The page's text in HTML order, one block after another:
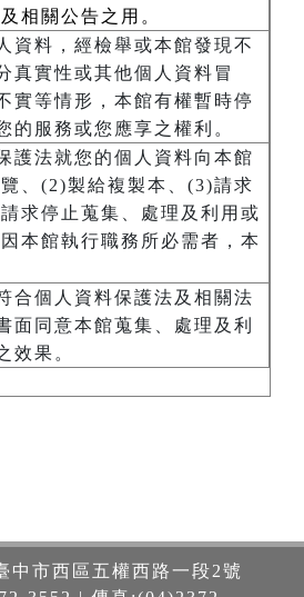
相關公告之用。
資料，經檢舉或本館發現不
真實性或其他個人資料冒
實等情形，本館有權暫時停
的服務或您應享之權利。
護法就您的個人資料向本館
、(2)製給複製本、(3)請求
求停止蒐集、處理及利用或
本館執行職務所必需者，本
合個人資料保護法及相關法
面同意本館蒐集、處理及利
效果。
中市西區五權西路一段2號